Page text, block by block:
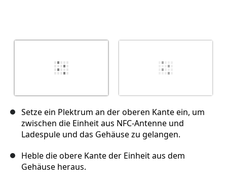
Setze ein Plektrum an der oberen Kante ein, um
zwischen die Einheit aus NFC-Antenne und
Ladespule und das Gehäuse zu gelangen.
Heble die obere Kante der Einheit aus dem
Gehäuse heraus.